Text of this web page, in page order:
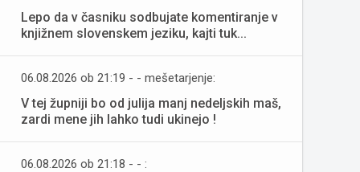
Lepo da v časniku sodbujate komentiranje v
knjižnem slovenskem jeziku, kajti tuk...
06.08.2026 ob 21:19 - - mešetarjenje:
V tej župniji bo od julija manj nedeljskih maš,
zardi mene jih lahko tudi ukinejo !
06.08.2026 ob 21:18 - - :